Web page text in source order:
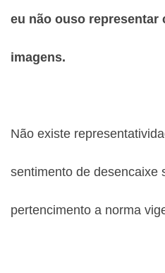
eu não ouso representar
imagens.
Não existe
sentimento de desencaixe
pertencimento a norma